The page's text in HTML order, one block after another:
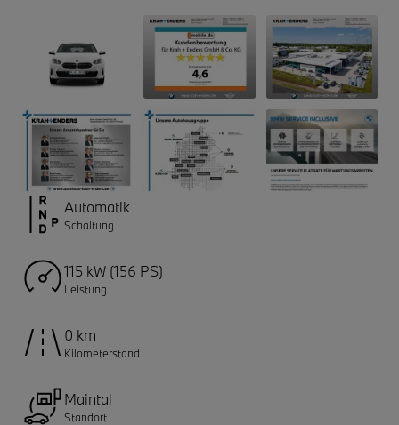
Automatik
Schaltung
115 kW (156 PS)
Leistung
0 km
Kilometerstand
Maintal
Standort